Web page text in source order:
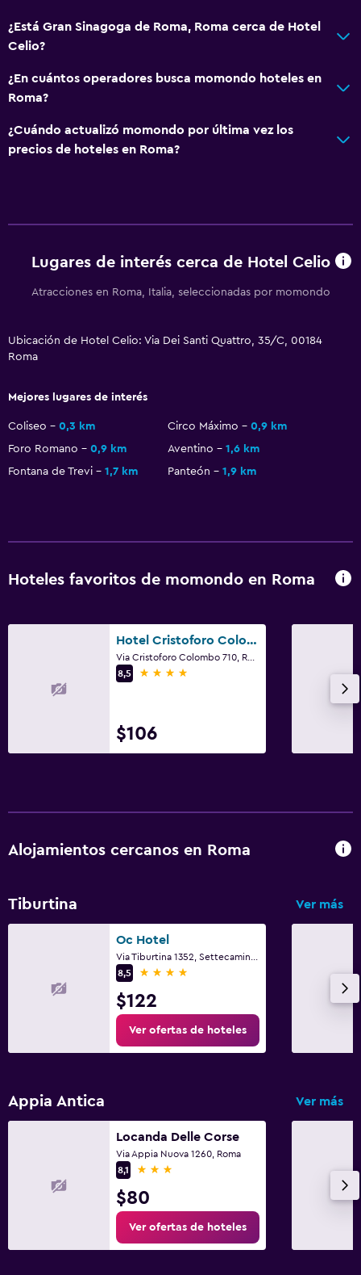
Piso de mosaico/mármol
Baño
Secador de pelo
Albornoz
Baño adicional
Baño pequeño adicional
Bidé
Bañera de hidromasaje
Aseo
TV por cable o vía satélite
Sala de estar/TV compartida
Reproductor de DVD
Accesibilidad y adecuación
Para no fumadores
Áreas designadas para fumadores
Plantas superiores accesibles por escaleras
Habitación
Camas extralargas (+2 m)
Despertador
Sofá cama
Salud y seguridad
Cámaras CCTV en zonas comunes
¿Está Gran Sinagoga de Roma, Roma cerca de Hotel
Celio?
¿En cuántos operadores busca momondo hoteles en
Roma?
¿Cuándo actualizó momondo por última vez los
precios de hoteles en Roma?
Lugares de interés cerca de Hotel Celio
Atracciones en Roma, Italia, seleccionadas por momondo
Ubicación de Hotel Celio: Via Dei Santi Quattro, 35/C, 00184
Roma
Mejores lugares de interés
Coliseo 0,3 km Circo Máximo
0,9 km
Foro Romano
0,9 km Aventino
1,6 km
Fontana de Trevi
1,7 km Panteón 1,9 km
Hoteles favoritos de momondo en Roma
Hotel Cristoforo Colombo
8,5
4 estrellas
$106
Alojamientos cercanos en Roma
Tiburtina Ver más
Oc Hotel
8,5
4 estrellas
$122
Ver ofertas de hoteles
Appia Antica Ver más
Locanda Delle Corse
Via Appia Nuova 1260, Roma
8,1
3 estrellas
$80
Ver ofertas de hoteles